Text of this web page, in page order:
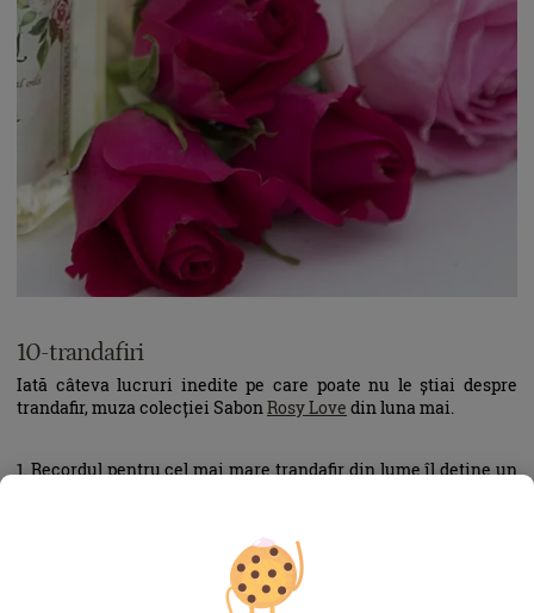
10-trandafiri
Iată câteva lucruri inedite pe care poate nu le știai despre
trandafir, muza colecției SabonRosy Love din luna mai.
1. Recordul pentru cel mai mare trandafir din lume îl deține un
diametru. La polul opus, floarea celui mai mic trandafir din
lume, trandafirul miniatural, e cât o monedă de zece bani.